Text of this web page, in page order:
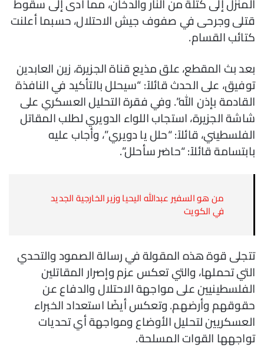
قتلى وجرحى في صفوف جيش الاحتلال، حسبما أعلنت
كتائب القسام.
بعد بث المقطع، علق مذيع قناة الجزيرة، زين العابدين
توفيق، على الحدث قائلاً: “سيحلل بالتأكيد في النافذة
القادمة بإذن الله”. وفي فقرة التحليل العسكري على
شاشة الجزيرة، استجاب اللواء الدويري لطلب المقاتل
الفلسطيني، قائلاً: “حلل يا دويري”، وأجاب عليه
بابتسامة قائلاً: “حاضر سأحلل”.
من هو السفير عبدالله اليحيا وزير الخارجية الجديد
في الكويت
تتجلى قوة هذه المقولة في رسالة الصمود والتحدي
التي تحملها، والتي تعكس عزم وإصرار المقاتلين
الفلسطينيين على مواجهة الاحتلال والدفاع عن
حقوقهم وأرضهم. وتعكس أيضًا استعداد الخبراء
العسكريين لتحليل الأوضاع ومواجهة أي تحديات
تواجهها القوات المسلحة.